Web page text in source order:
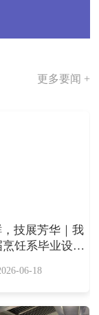
更多要闻 +
，技展芳华｜我
烹饪系毕业设计
06-18